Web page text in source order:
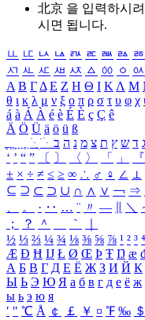
北京 을 입력하시
시면 됩니다.
ㅥ ㅦ ㅧ ㅨ ㅩ ㅪ ㅫ ㅬ ㅭ
ㅺ ㅻ ㅼ ㅽ ㅾ ㅿ ㆀ ㆁ ㆂ
Α Β ΓΔ Ε Ζ Η Θ Ι ΚΛ Μ
θ ι κ λ μ ν ξ ο π ρ σ τ υ φ χ
á à Á À é è É È ç Ç ê
Ä Ö Ü ä ö ü ß
ִֶֹ ֻּ ׁׂ ג ד ש ץ ת צ מ נ ה ב
‘ ’ “ ” 〔 〕 〈 〉 「 」 『
± × ÷ ≠ ≤ ≥ ∞ ∴ ♂ ♀ ∠ ⊥
⊆ ⊇ ⊂ ⊃ ∪ ∩ ∧ ∨ ￢ ⇒
、
。 · ‥ … ¨ 〃 ― ＼
；
？ ＾ ｀
½ ⅓ ⅔ ¼ ¾ ⅛ ⅜ ⅝ ⅞ ¹ ² ³ ⁴
Æ Ð Ħ Ĳ Ł Ø Œ Þ Ŧ Ŋ æ
А Б В Г Д Е Ё Ж З И Й К
Ы Ь Э Ю Я а б в г д е ё ж
ы ь э ю я
′ ″ ℃ Å ￠ ￡ ￥ ¤ ℉ ‰ ＄